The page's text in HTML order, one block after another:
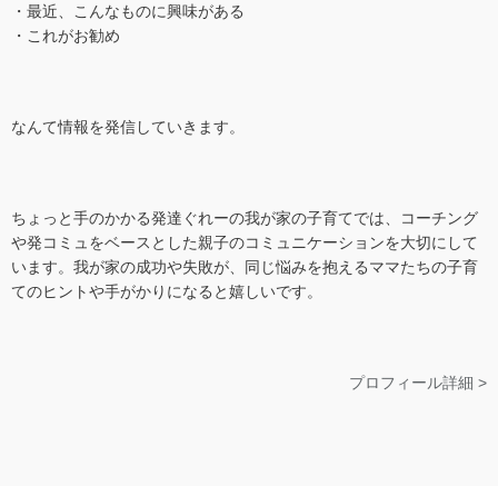
・最近、こんなものに興味がある
・これがお勧め
なんて情報を発信していきます。
ちょっと手のかかる発達ぐれーの我が家の子育てでは、コーチング
や発コミュをベースとした親子のコミュニケーションを大切にして
います。我が家の成功や失敗が、同じ悩みを抱えるママたちの子育
てのヒントや手がかりになると嬉しいです。
プロフィール詳細 >